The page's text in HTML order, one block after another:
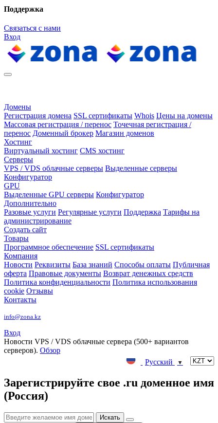
Поддержка
Связаться с нами
Вход
Домены
Регистрация домена SSL сертификаты Whois Цены на домены
Массовая регистрация / перенос Точечная регистрация /
перенос Доменный брокер Магазин доменов
Хостинг
Виртуальный хостинг CMS хостинг
Серверы
VPS / VDS облачные серверы Выделенные серверы
Конфигуратор
GPU
Выделенные GPU серверы Конфигуратор
Дополнительно
Разовые услуги Регулярные услуги Поддержка Тарифы на
администрирование
Создать сайт
Товары
Программное обеспечение SSL сертификаты
Компания
Новости Реквизиты База знаний Способы оплаты Публичная
оферта Правовые документы Возврат денежных средств
Политика конфиденциальности Политика использования
cookie Отзывы
Контакты
info@zona.kz
Вход
Новости VPS / VDS облачные сервера (500+ вариантов
серверов). Обзор
Русский
▼
Зарегистрируйте свое .ru доменное имя
(Россия)